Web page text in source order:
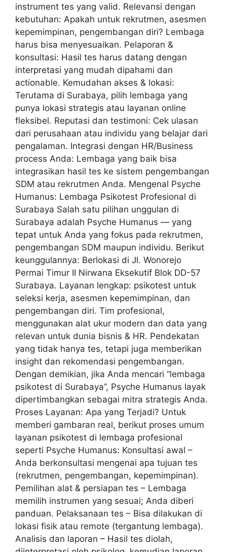
instrument tes yang valid. Relevansi dengan
kebutuhan: Apakah untuk rekrutmen, asesmen
kepemimpinan, pengembangan diri? Lembaga
harus bisa menyesuaikan. Pelaporan &
konsultasi: Hasil tes harus datang dengan
interpretasi yang mudah dipahami dan
actionable. Kemudahan akses & lokasi:
Terutama di Surabaya, pilih lembaga yang
punya lokasi strategis atau layanan online
fleksibel. Reputasi dan testimoni: Cek ulasan
dari perusahaan atau individu yang belajar dari
pengalaman. Integrasi dengan HR/Business
process Anda: Lembaga yang baik bisa
integrasikan hasil tes ke sistem pengembangan
SDM atau rekrutmen Anda. Mengenal Psyche
Humanus: Lembaga Psikotest Profesional di
Surabaya Salah satu pilihan unggulan di
Surabaya adalah Psyche Humanus — yang
tepat untuk Anda yang fokus pada rekrutmen,
pengembangan SDM maupun individu. Berikut
keunggulannya: Berlokasi di Jl. Wonorejo
Permai Timur II Nirwana Eksekutif Blok DD-57
Surabaya. Layanan lengkap: psikotest untuk
seleksi kerja, asesmen kepemimpinan, dan
pengembangan diri. Tim profesional,
menggunakan alat ukur modern dan data yang
relevan untuk dunia bisnis & HR. Pendekatan
yang tidak hanya tes, tetapi juga memberikan
insight dan rekomendasi pengembangan.
Dengan demikian, jika Anda mencari “lembaga
psikotest di Surabaya”, Psyche Humanus layak
dipertimbangkan sebagai mitra strategis Anda.
Proses Layanan: Apa yang Terjadi? Untuk
memberi gambaran real, berikut proses umum
layanan psikotest di lembaga profesional
seperti Psyche Humanus: Konsultasi awal –
Anda berkonsultasi mengenai apa tujuan tes
(rekrutmen, pengembangan, kepemimpinan).
Pemilihan alat & persiapan tes – Lembaga
memilih instrumen yang sesuai; Anda diberi
panduan. Pelaksanaan tes – Bisa dilakukan di
lokasi fisik atau remote (tergantung lembaga).
Analisis dan laporan – Hasil tes diolah,